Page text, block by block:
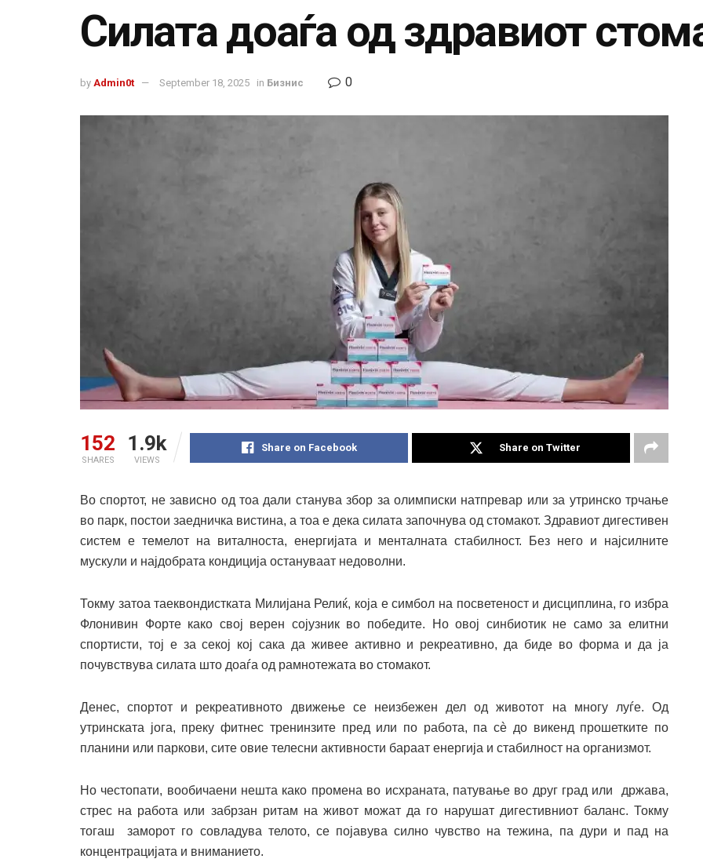
Силата доаѓа од здравиот
by Admin0t September 18, 2025 in Бизнис 0
152
SHARES
1.9k
VIEWS
Share on Facebook Share on Twitter
Во спортот, не зависно од тоа дали станува збор за олимписки натпревар или за утринско трчање
во парк, постои заедничка вистина, а тоа е дека силата започнува од стомакот. Здравиот дигестивен
систем е темелот на виталноста, енергијата и менталната стабилност. Без него и најсилните
мускули и најдобрата кондиција остануваат недоволни.
Токму затоа таеквондистката Милијана Релиќ, која е симбол на посветеност и дисциплина, го избра
Флонивин Форте како свој верен сојузник во победите. Но овој синбиотик не само за елитни
спортисти, тој е за секој кој сака да живее активно и рекреативно, да биде во форма и да ја
почувствува силата што доаѓа од рамнотежата во стомакот.
Денес, спортот и рекреативното движење се неизбежен дел од животот на многу луѓе. Од
утринската јога, преку фитнес тренинзите пред или по работа, па сè до викенд прошетките по
планини или паркови, сите овие телесни активности бараат енергија и стабилност на организмот.
Но честопати, вообичаени нешта како промена во исхраната, патување во друг град или држава,
стрес на работа или забрзан ритам на живот можат да го нарушат дигестивниот баланс. Токму
тогаш заморот го совладува телото, се појавува силно чувство на тежина, па дури и пад на
концентрацијата и вниманието.